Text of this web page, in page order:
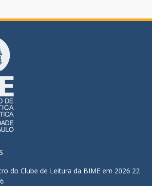
do Clube de Leitura da BIME em 2026 22